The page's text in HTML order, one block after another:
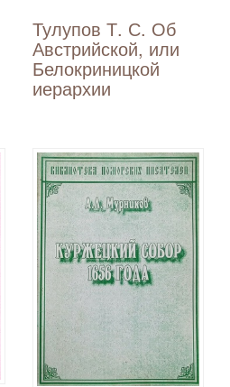
Тулупов Т. С. Об
Австрийской, или
Белокриницкой
иерархии